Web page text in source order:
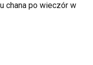
chana po wieczór w